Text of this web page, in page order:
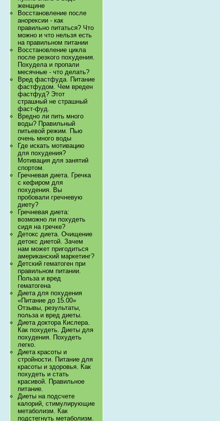
женщине
Восстановление после
анорексии - как
правильно питаться? Что
можно и что нельзя есть
на правильном питании
Восстановление цикла
после резкого похудения.
Похудела и пропали
месячные - что делать?
Вред фастфуда. Питание
фастфудом. Чем вреден
фастфуд? Этот
страшный не страшный
фаст-фуд.
Вредно ли пить много
воды? Правильный
питьевой режим. Пью
очень много воды
Где искать мотивацию
для похудения?
Мотивация для занятий
спортом.
Гречневая диета. Гречка
с кефиром для
похудения. Вы
пробовали гречневую
диету?
Гречневая диета:
возможно ли похудеть
сидя на гречке?
Детокс диета. Очищение
детокс диетой. Зачем
нам может пригодиться
американский маркетинг?
Детский гематоген при
правильном питании.
Польза и вред
гематогена
Диета для похудения
«Питание до 15.00»
Отзывы, результаты,
польза и вред диеты.
Диета доктора Кислера.
Как похудеть. Диеты для
похудения. Похудеть
легко.
Диета красоты и
стройности. Питание для
красоты и здоровья. Как
похудеть и стать
красивой. Правильное
питание.
Диеты на подсчете
калорий, стимулирующие
метаболизм. Как
подстегнуть метаболизм.